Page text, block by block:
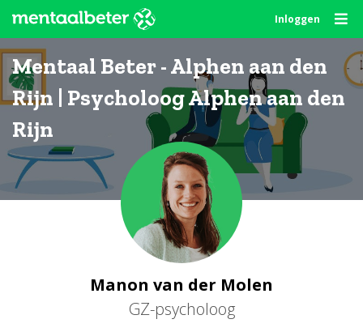
content
Inloggen
Mentaal Beter - Alphen aan den
Rijn | Psycholoog Alphen aan den
Rijn
Manon van der Molen
GZ-psycholoog